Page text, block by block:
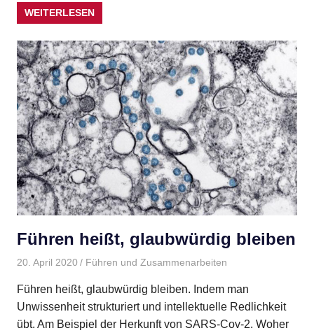
WEITERLESEN
Führen heißt, glaubwürdig bleiben
20. April 2020 Gudrun Henne
Führen und Zusammenarbeiten
Führen heißt, glaubwürdig bleiben. Indem man
Unwissenheit strukturiert und intellektuelle Redlichkeit
übt. Am Beispiel der Herkunft von SARS-Cov-2. Woher